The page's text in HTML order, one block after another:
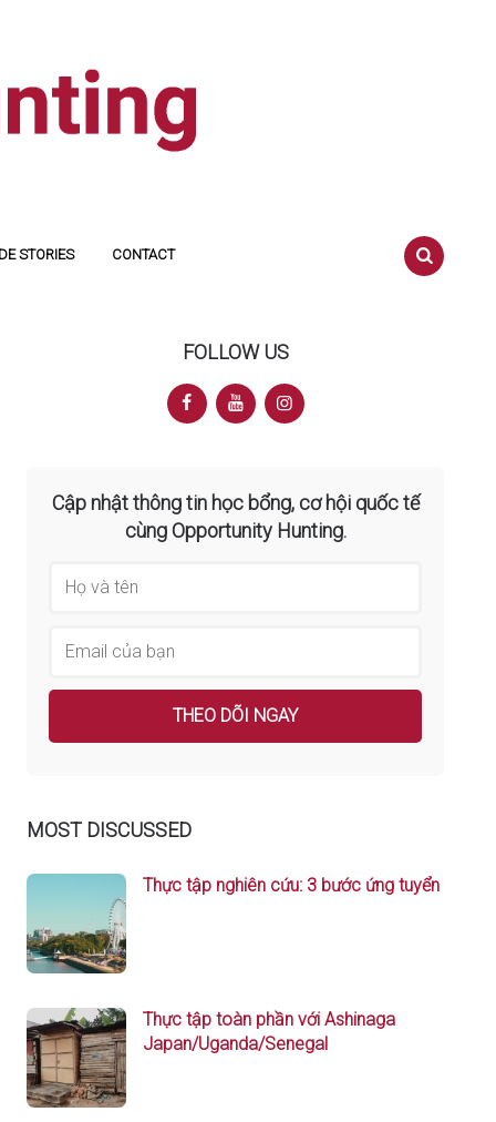
STORIES CONTACT
FOLLOW US
Cập nhật thông tin học bổng, cơ hội quốc tế
cùng Opportunity Hunting.
MOST DISCUSSED
Thực tập nghiên cứu: 3 bước ứng tuyển
Thực tập toàn phần với Ashinaga
Japan/Uganda/Senegal